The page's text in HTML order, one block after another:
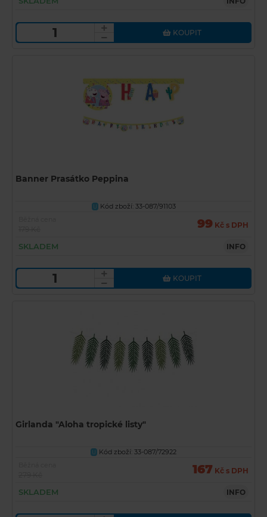
KOUPIT
Banner Prasátko Peppina
U Kód zboží: 33-087/91103
99 Kč s DPH
SKLADEM INFO
KOUPIT
Girlanda "Aloha tropické listy"
U
Kód zboží: 33-087/72922
167 Kč s DPH
SKLADEM INFO